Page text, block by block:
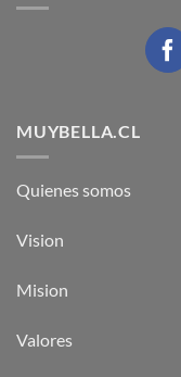
MUYBELLA.CL
Quienes somos
Vision
Mision
Valores